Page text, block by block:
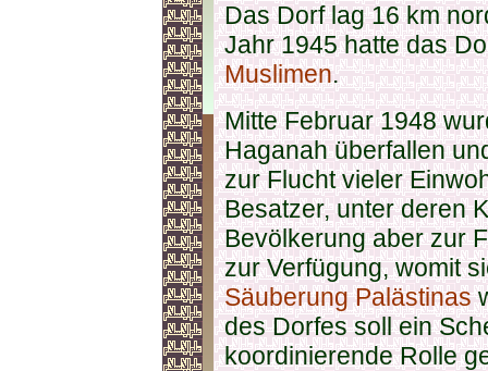
Das Dorf lag 16 km
Jahr 1945 hatte das
Muslimen.
Mitte Februar 1948
Haganah überfallen
zur Flucht vieler
Besatzer, unter deren
Bevölkerung aber zur
zur Verfügung, womit
Säuberung Palästinas
des Dorfes soll ein
koordinierende Rolle